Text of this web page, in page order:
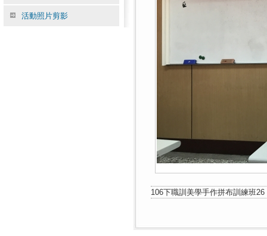
活動照片剪影
106下職訓美學手作拼布訓練班26